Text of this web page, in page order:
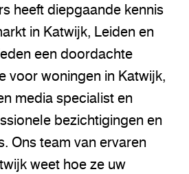
heeft diepgaande kennis
in Katwijk, Leiden en
een doordachte
voor woningen in Katwijk,
media specialist en
bezichtigingen en
Ons team van ervaren
weet hoe ze uw